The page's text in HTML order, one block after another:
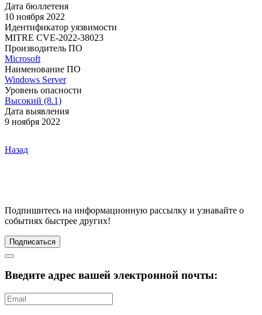
Дата бюллетеня
10 ноября 2022
Идентификатор уязвимости
MITRE CVE-2022-38023
Производитель ПО
Microsoft
Наименование ПО
Windows Server
Уровень опасности
Высокий (8.1)
Дата выявления
9 ноября 2022
Назад
Подпишитесь на информационную рассылку и узнавайте о
событиях быстрее других!
Подписаться
Введите адрес вашей электронной почты: